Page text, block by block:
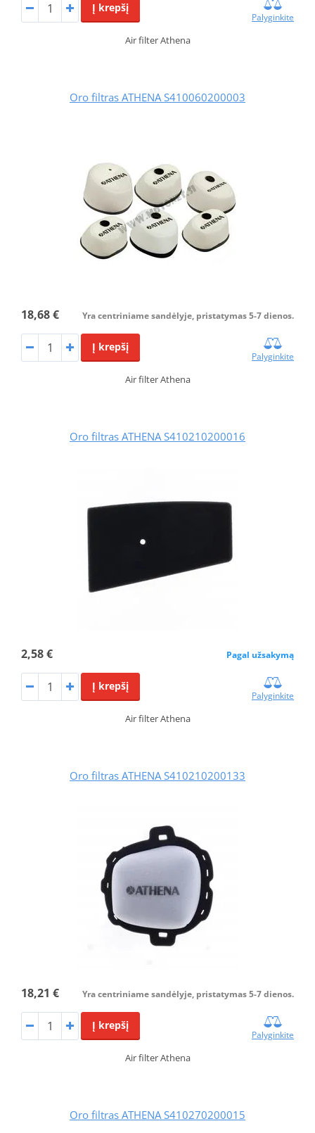
Į krepšį
Palyginkite
Air filter Athena
Oro filtras ATHENA S410060200003
18,68 € Yra centriniame sandėlyje, pristatymas 5-7 dienos.
Į krepšį
Palyginkite
Air filter Athena
Oro filtras ATHENA S410210200016
2,58 € Pagal užsakymą
Į krepšį
Palyginkite
Air filter Athena
Oro filtras ATHENA S410210200133
18,21 € Yra centriniame sandėlyje, pristatymas 5-7 dienos.
Į krepšį
Palyginkite
Air filter Athena
Oro filtras ATHENA S410270200015